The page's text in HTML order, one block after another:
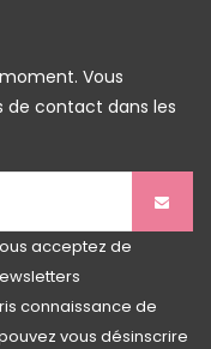
Vous
de contact dans les
acceptez de
connaissance de
vous désinscrire